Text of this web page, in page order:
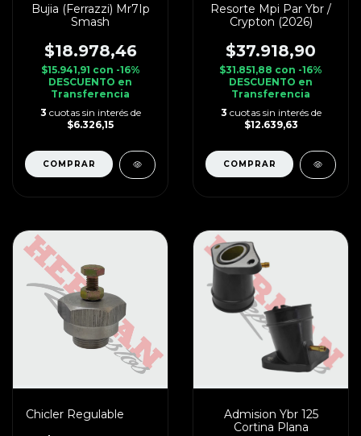
Bujia (Ferrazzi) Mr7Ip
Smash
$18.978,46
$15.941,91 con -16%
DESCUENTO en
Transferencia
3 cuotas sin interés de
$6.326,15
Resorte Mpi Par Ybr /
Crypton (2026)
$37.918,90
$31.851,88 con -16%
DESCUENTO en
Transferencia
3 cuotas sin interés de
$12.639,63
Chicler Regulable
Admision Ybr 125
Cortina Plana